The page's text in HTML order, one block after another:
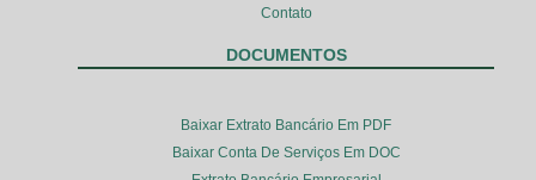
Contato
DOCUMENTOS
Baixar Extrato Bancário Em PDF
Baixar Conta De Serviços Em DOC